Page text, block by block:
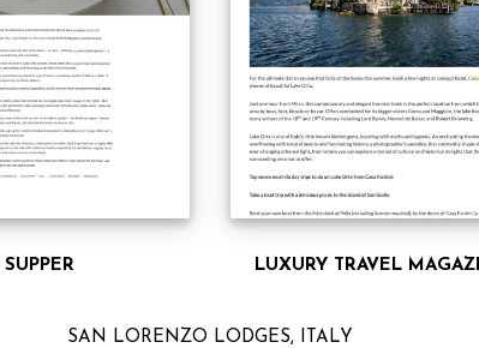
SUPPER LUXURY TRAVEL
SAN LORENZO LODGES, ITALY